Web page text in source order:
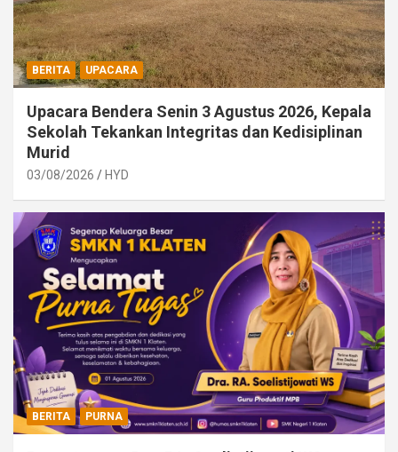
BERITA UPACARA
Upacara Bendera Senin 3 Agustus 2026, Kepala
Sekolah Tekankan Integritas dan Kedisiplinan
Murid
03/08/2026 HYD
BERITA PURNA